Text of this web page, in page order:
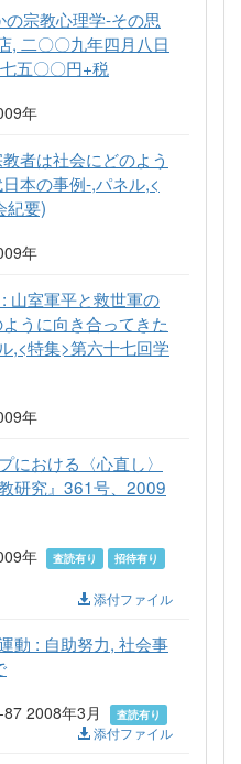
宗教心理学-その思
, 二〇〇九年四月八日
五〇〇円+税
年
者は社会にどのよう
本の事例-,パネル,<
紀要)
年
山室軍平と救世軍の
うに向き合ってきた
,<特集>第六十七回学
年
における〈心直し〉
研究』361号、2009
年
査読有り
招待有り
添付ファイル
動 : 自助努力, 社会事
2008年3月
査読有り
添付ファイル